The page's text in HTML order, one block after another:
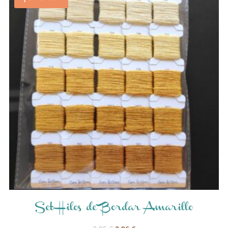
Set Hilos de Bordar Amarillo